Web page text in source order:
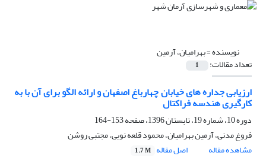
نویسنده =بهرامیان، آرمین
تعداد مقالات: 1
ارزیابی جداره های خیابان چهارباغ اصفهان و ارائه الگو برای آن با به
کارگیری هندسه فراکتال
دوره 10، شماره 19، تابستان 1396، صفحه
153-164
فروغ مدنی، آرمین بهرامیان، محمود قلعه نویی، مجتبی روشن
مشاهده مقاله
اصل مقاله 1.7 M